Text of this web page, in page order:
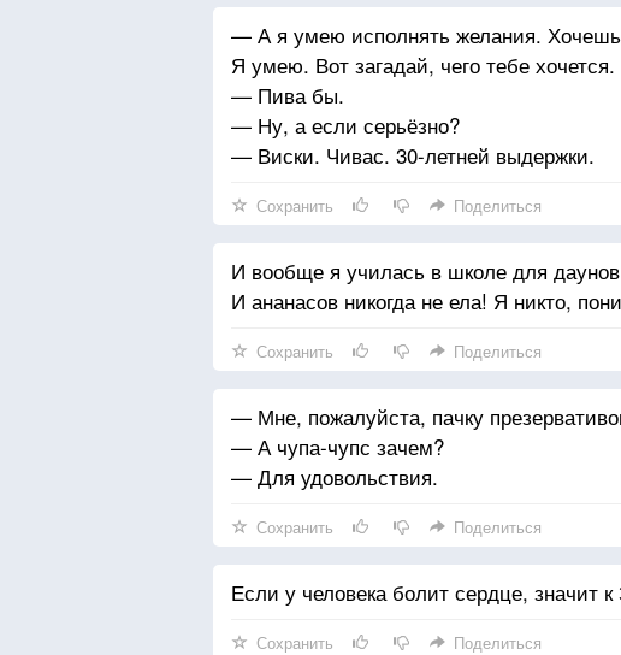
— А я умею исполнять желания.
Я умею. Вот загадай, чего тебе хочется.
— Пива бы.
— Ну, а если серьёзно?
— Виски. Чивас. 30-летней выдержки.
Сохранить Поделиться
И вообще я училась в школе для
И ананасов никогда не ела! Я никто,
Сохранить Поделиться
— Мне, пожалуйста, пачку
— А чупа-чупс зачем?
— Для удовольствия.
Сохранить Поделиться
Если у человека болит сердце, значит
Сохранить Поделиться